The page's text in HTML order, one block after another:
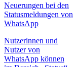
Neuerungen bei den
Statusmeldungen von
WhatsApp
Nutzerinnen und
Nutzer von
WhatsApp können